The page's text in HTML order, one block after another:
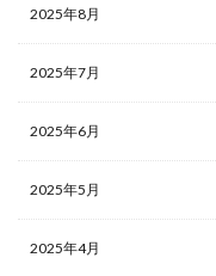
2025年8月
2025年7月
2025年6月
2025年5月
2025年4月